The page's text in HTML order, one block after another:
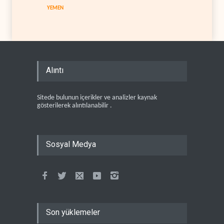
YEMEN
Alıntı
Sitede bulunun içerikler ve analizler kaynak
gösterilerek alıntılanabilir .
Sosyal Medya
Son yüklemeler